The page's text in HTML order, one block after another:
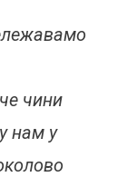
чини
нам у